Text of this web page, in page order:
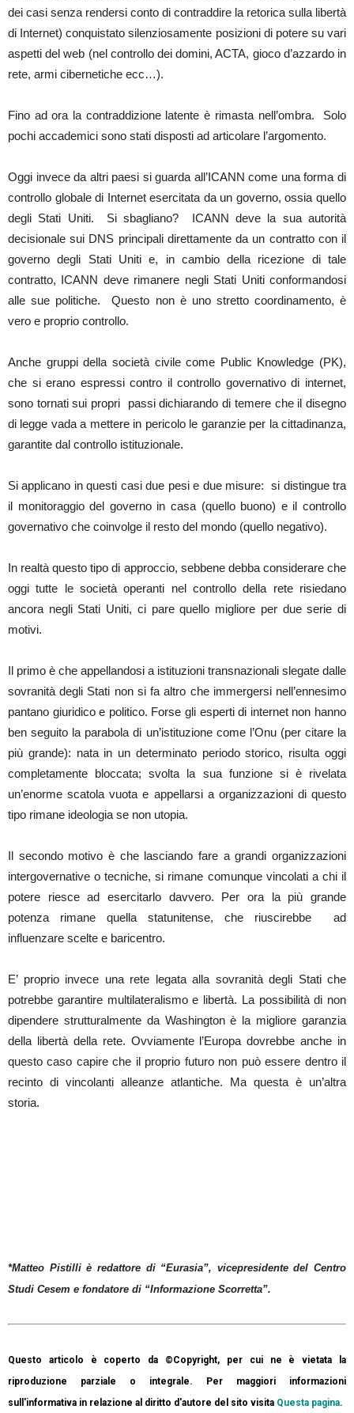
dei casi senza rendersi conto di contraddire la retorica sulla libertà
di Internet) conquistato silenziosamente posizioni di potere su vari
aspetti del web (nel controllo dei domini, ACTA, gioco d’azzardo in
rete, armi cibernetiche ecc…).
Fino ad ora la contraddizione latente è rimasta nell’ombra. Solo
pochi accademici sono stati disposti ad articolare l’argomento.
Oggi invece da altri paesi si guarda all’ICANN come una forma di
controllo globale di Internet esercitata da un governo, ossia quello
degli Stati Uniti. Si sbagliano? ICANN deve la sua autorità
decisionale sui DNS principali direttamente da un contratto con il
governo degli Stati Uniti e, in cambio della ricezione di tale
contratto, ICANN deve rimanere negli Stati Uniti conformandosi
alle sue politiche. Questo non è uno stretto coordinamento, è
vero e proprio controllo.
Anche gruppi della società civile come Public Knowledge (PK),
che si erano espressi contro il controllo governativo di internet,
sono tornati sui propri passi dichiarando di temere che il disegno
di legge vada a mettere in pericolo le garanzie per la cittadinanza,
garantite dal controllo istituzionale.
Si applicano in questi casi due pesi e due misure: si distingue tra
il monitoraggio del governo in casa (quello buono) e il controllo
governativo che coinvolge il resto del mondo (quello negativo).
In realtà questo tipo di approccio, sebbene debba considerare che
oggi tutte le società operanti nel controllo della rete risiedano
ancora negli Stati Uniti, ci pare quello migliore per due serie di
motivi.
Il primo è che appellandosi a istituzioni transnazionali slegate dalle
sovranità degli Stati non si fa altro che immergersi nell’ennesimo
pantano giuridico e politico. Forse gli esperti di internet non hanno
ben seguito la parabola di un’istituzione come l’Onu (per citare la
più grande): nata in un determinato periodo storico, risulta oggi
completamente bloccata; svolta la sua funzione si è rivelata
un’enorme scatola vuota e appellarsi a organizzazioni di questo
tipo rimane ideologia se non utopia.
Il secondo motivo è che lasciando fare a grandi organizzazioni
intergovernative o tecniche, si rimane comunque vincolati a chi il
potere riesce ad esercitarlo davvero. Per ora la più grande
potenza rimane quella statunitense, che riuscirebbe ad
influenzare scelte e baricentro.
E’ proprio invece una rete legata alla sovranità degli Stati che
potrebbe garantire multilateralismo e libertà. La possibilità di non
dipendere strutturalmente da Washington è la migliore garanzia
della libertà della rete. Ovviamente l’Europa dovrebbe anche in
questo caso capire che il proprio futuro non può essere dentro il
recinto di vincolanti alleanze atlantiche. Ma questa è un’altra
storia.
*Matteo Pistilli è redattore di “Eurasia”, vicepresidente del Centro
Studi Cesem e fondatore di “Informazione Scorretta”.
Questo articolo è coperto da ©Copyright, per cui ne è vietata la
riproduzione parziale o integrale. Per maggiori informazioni
sull'informativa in relazione al diritto d'autore del sito visita Questa pagina.